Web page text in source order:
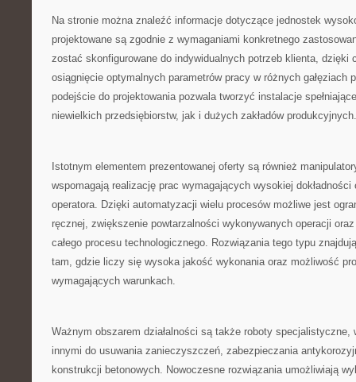
Na stronie można znaleźć informacje dotyczące jednostek
projektowane są zgodnie z wymaganiami konkretnego
zostać skonfigurowane do indywidualnych potrzeb klienta, dzięki
osiągnięcie optymalnych parametrów pracy w różnych gałęziach
podejście do projektowania pozwala tworzyć instalacje
niewielkich przedsiębiorstw, jak i dużych zakładów
Istotnym elementem prezentowanej oferty są również
wspomagają realizację prac wymagających wysokiej
operatora. Dzięki automatyzacji wielu procesów możliwe jest
ręcznej, zwiększenie powtarzalności wykonywanych operacji
całego procesu technologicznego. Rozwiązania tego typu
tam, gdzie liczy się wysoka jakość wykonania oraz możliwość
wymagających warunkach.
Ważnym obszarem działalności są także roboty specjalistyczne,
innymi do usuwania zanieczyszczeń, zabezpieczania
konstrukcji betonowych. Nowoczesne rozwiązania umożliwiają